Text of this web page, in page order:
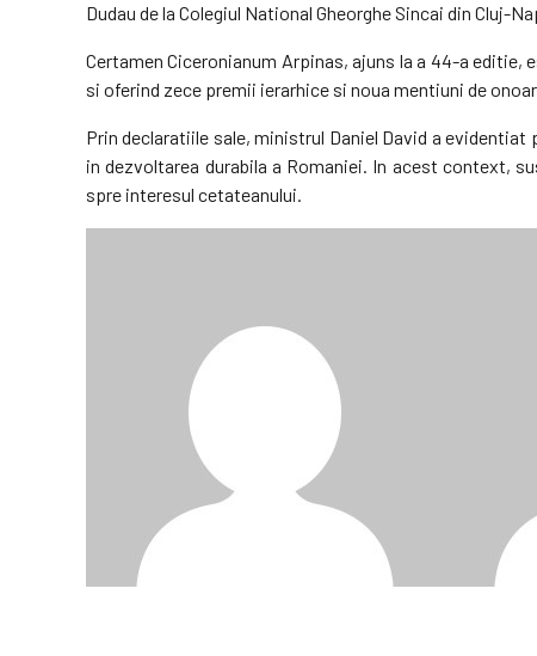
Dudau de la Colegiul National Gheorghe Sincai din Cluj-
Certamen Ciceronianum Arpinas, ajuns la a 44-a
si oferind zece premii ierarhice si noua mentiuni de
Prin declaratiile sale, ministrul Daniel David a
in dezvoltarea durabila a Romaniei. In acest context,
spre interesul cetateanului.